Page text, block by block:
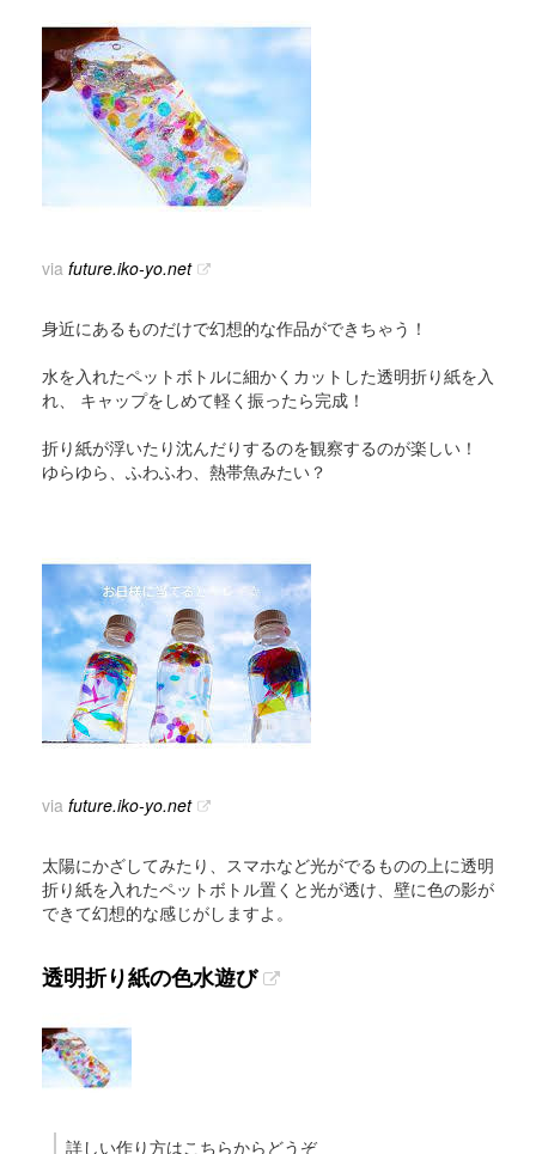
via future.iko-yo.net
身近にあるものだけで幻想的な作品ができちゃう！
水を入れたペットボトルに細かくカットした透明折り紙を入
れ、 キャップをしめて軽く振ったら完成！
折り紙が浮いたり沈んだりするのを観察するのが楽しい！
ゆらゆら、ふわふわ、熱帯魚みたい？
via future.iko-yo.net
太陽にかざしてみたり、スマホなど光がでるものの上に透明
折り紙を入れたペットボトル置くと光が透け、壁に色の影が
できて幻想的な感じがしますよ。
透明折り紙の色水遊び
詳しい作り方はこちらからどうぞ